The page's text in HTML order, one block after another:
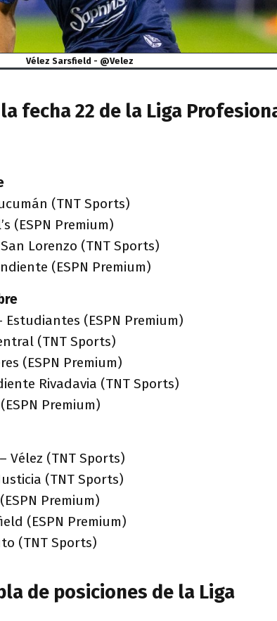
Vélez Sarsfield - @Velez
fecha 22 de la Liga
(TNT Sports)
(ESPN Premium)
Lorenzo (TNT Sports)
(ESPN Premium)
(ESPN Premium)
(TNT Sports)
(ESPN Premium)
Rivadavia (TNT Sports)
Premium)
Vélez (TNT Sports)
(TNT Sports)
Premium)
(ESPN Premium)
(TNT Sports)
de posiciones de la Liga